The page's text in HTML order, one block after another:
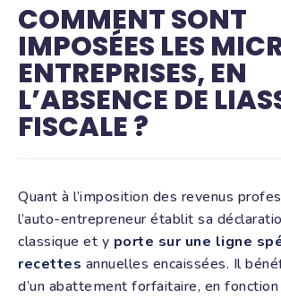
COMMENT SONT
IMPOSÉES LES
ENTREPRISES, EN
L’ABSENCE DE
FISCALE ?
Quant à l’imposition des revenus
l’auto-entrepreneur établit sa
classique et y porte sur une ligne
recettes annuelles encaissées. Il
d’un abattement forfaitaire, en